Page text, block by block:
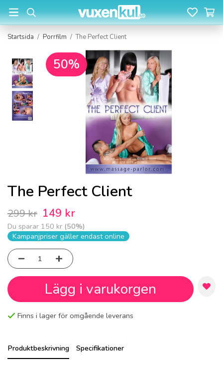
Startsida / Porrfilm / The Perfect Client
50%
The Perfect Client
299 kr 149 kr
Du sparar 150 kr (50%)
Kampanjpriser gäller endast online
Lägg i varukorgen
Finns i lager för omgående leverans
Produktbeskrivning Specifikationer